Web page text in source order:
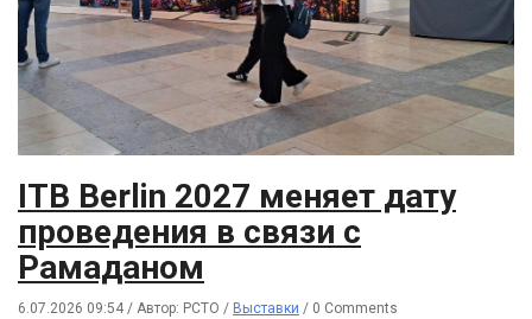
ITB Berlin 2027 меняет дату
проведения в связи с
Рамаданом
6.07.2026 09:54 / Автор: РСТО / Выставки / 0 Comments